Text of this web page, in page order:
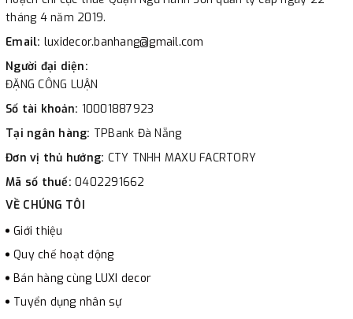
tháng 4 năm 2019.
Email: luxidecor.banhang@gmail.com
Người đại diện:
ĐẶNG CÔNG LUẬN
Số tài khoản: 10001887923
Tại ngân hàng: TPBank Đà Nẵng
Đơn vị thủ hưởng: CTY TNHH MAXU FACRTORY
Mã số thuế: 0402291662
VỀ CHÚNG TÔI
Giới thiệu
Quy chế hoạt động
Bán hàng cùng LUXI decor
Tuyển dụng nhân sự